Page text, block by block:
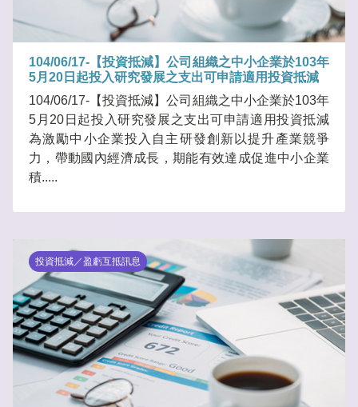
104/06/17-【投資抵減】公司組織之中小企業於103年
5月20日起投入研究發展之支出可申請適用投資抵減
104/06/17-【投資抵減】公司組織之中小企業於103年
5月20日起投入研究發展之支出可申請適用投資抵減
為激勵中小企業投入自主研發創新以提升產業競爭
力，帶動國內經濟成長，期能有效達成促進中小企業
積.....
投資抵減／盈虧互抵訊息